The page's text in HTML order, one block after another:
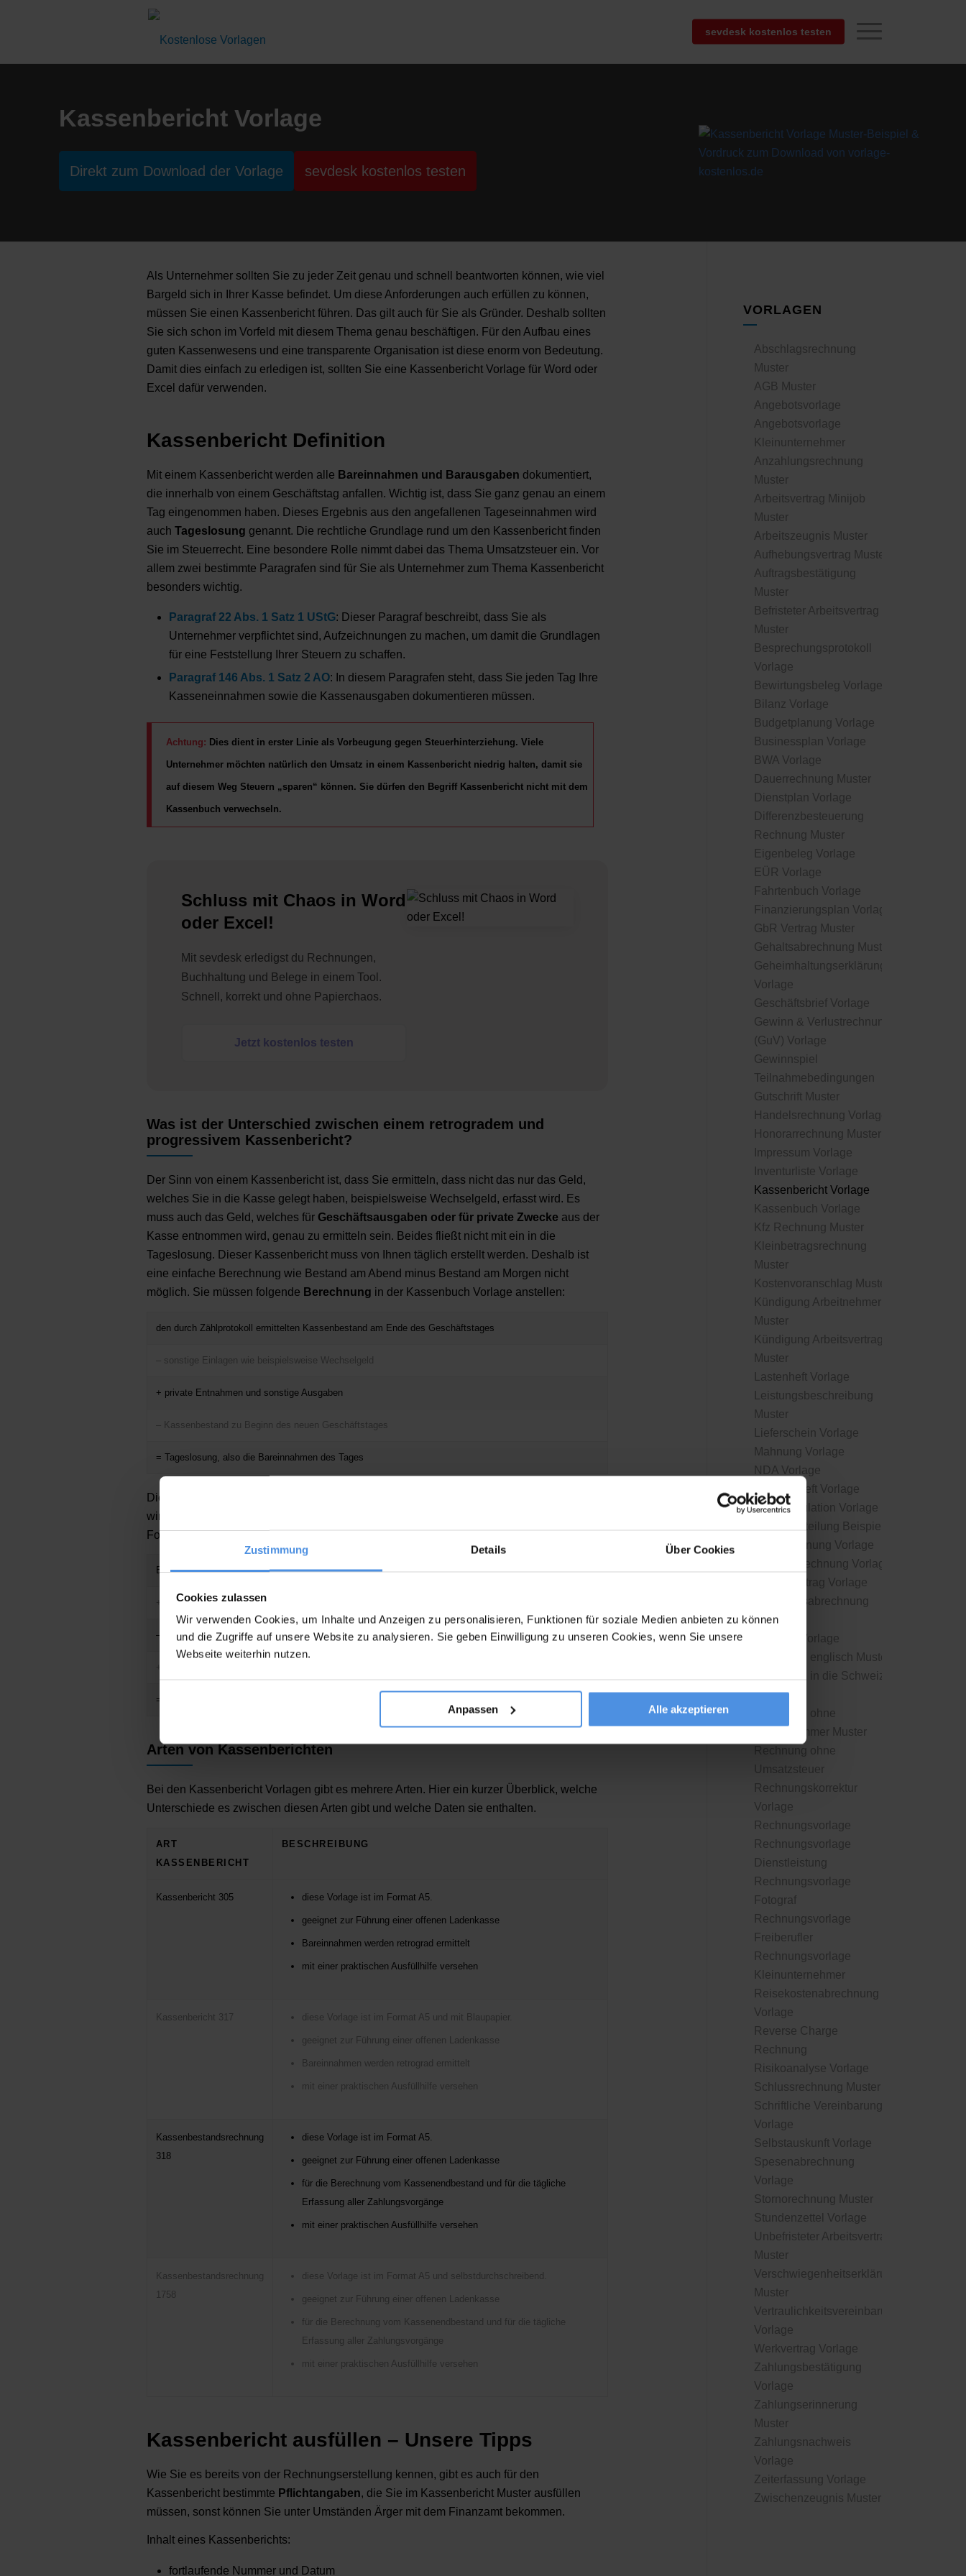
Zustimmung Details Über Cookies
Cookies zulassen
Wir verwenden Cookies, um Inhalte und Anzeigen zu personalisieren, Funktionen für soziale Medien anbieten zu können
und die Zugriffe auf unsere Website zu analysieren. Sie geben Einwilligung zu unseren Cookies, wenn Sie unsere
Webseite weiterhin nutzen.
Anpassen Alle akzeptieren
sevdesk kostenlos testen
Kassenbericht Vorlage
Direkt zum Download der Vorlage sevdesk kostenlos testen
Als Unternehmer sollten Sie zu jeder Zeit genau und schnell beantworten können, wie viel
Bargeld sich in Ihrer Kasse befindet. Um diese Anforderungen auch erfüllen zu können,
müssen Sie einen Kassenbericht führen. Das gilt auch für Sie als Gründer. Deshalb sollten
Sie sich schon im Vorfeld mit diesem Thema genau beschäftigen. Für den Aufbau eines
guten Kassenwesens und eine transparente Organisation ist diese enorm von Bedeutung.
Damit dies einfach zu erledigen ist, sollten Sie eine Kassenbericht Vorlage für Word oder
Excel dafür verwenden.
Kassenbericht Definition
Mit einem Kassenbericht werden alle Bareinnahmen und Barausgaben dokumentiert,
die innerhalb von einem Geschäftstag anfallen. Wichtig ist, dass Sie ganz genau an einem
Tag eingenommen haben. Dieses Ergebnis aus den angefallenen Tageseinnahmen wird
auch Tageslosung genannt. Die rechtliche Grundlage rund um den Kassenbericht finden
Sie im Steuerrecht. Eine besondere Rolle nimmt dabei das Thema Umsatzsteuer ein. Vor
allem zwei bestimmte Paragrafen sind für Sie als Unternehmer zum Thema Kassenbericht
besonders wichtig.
Paragraf 22 Abs. 1 Satz 1 UStG: Dieser Paragraf beschreibt, dass Sie als
Unternehmer verpflichtet sind, Aufzeichnungen zu machen, um damit die Grundlagen
für eine Feststellung Ihrer Steuern zu schaffen.
Paragraf 146 Abs. 1 Satz 2 AO: In diesem Paragrafen steht, dass Sie jeden Tag Ihre
Kasseneinnahmen sowie die Kassenausgaben dokumentieren müssen.
Achtung: Dies dient in erster Linie als Vorbeugung gegen Steuerhinterziehung. Viele
Unternehmer möchten natürlich den Umsatz in einem Kassenbericht niedrig halten, damit sie
auf diesem Weg Steuern „sparen“ können. Sie dürfen den Begriff Kassenbericht nicht mit dem
Kassenbuch verwechseln.
Schluss mit Chaos in Word
oder Excel!
Mit sevdesk erledigst du Rechnungen,
Buchhaltung und Belege in einem Tool.
Schnell, korrekt und ohne Papierchaos.
Jetzt kostenlos testen
Was ist der Unterschied zwischen einem retrogradem und
progressivem Kassenbericht?
Der Sinn von einem Kassenbericht ist, dass Sie ermitteln, dass nicht das nur das Geld,
welches Sie in die Kasse gelegt haben, beispielsweise Wechselgeld, erfasst wird. Es
muss auch das Geld, welches für Geschäftsausgaben oder für private Zwecke aus der
Kasse entnommen wird, genau zu ermitteln sein. Beides fließt nicht mit ein in die
Tageslosung. Dieser Kassenbericht muss von Ihnen täglich erstellt werden. Deshalb ist
eine einfache Berechnung wie Bestand am Abend minus Bestand am Morgen nicht
möglich. Sie müssen folgende Berechnung in der Kassenbuch Vorlage anstellen:
den durch Zählprotokoll ermittelten Kassenbestand am Ende des Geschäftstages
– sonstige Einlagen wie beispielsweise Wechselgeld
+ private Entnahmen und sonstige Ausgaben
– Kassenbestand zu Beginn des neuen Geschäftstages
= Tageslosung, also die Bareinnahmen des Tages
Diese Berechnungsformel wird als
wird im ersten Schritt ermittelt und dann rechnen Sie dieses zurück. Eine gegenteilige
Form hingegen wird alsprogressiver Kassenbericht
Bestand der Kasse am Anfang des Geschäftstages
+ sonstige Einlagen wie beispielsweise Wechselgeld
– private Entnahmen und andere Ausgaben
= Tageslosung, also die Bareinnahmen des Tages
Arten von Kassenberichten
Bei den Kassenbericht Vorlagen gibt es mehrere Arten. Hier ein kurzer Überblick, welche
Unterschiede es zwischen diesen Arten gibt und welche Daten sie enthalten.
ART
KASSENBERICHT
BESCHREIBUNG
Kassenbericht 305 diese Vorlage ist im Format A5.
geeignet zur Führung einer offenen Ladenkasse
Bareinnahmen werden retrograd ermittelt
mit einer praktischen Ausfüllhilfe versehen
Kassenbericht 317 diese Vorlage ist im Format A5 und mit Blaupapier.
geeignet zur Führung einer offenen Ladenkasse
Bareinnahmen werden retrograd ermittelt
mit einer praktischen Ausfüllhilfe versehen
Kassenbestandsrechnung
318
diese Vorlage ist im Format A5.
geeignet zur Führung einer offenen Ladenkasse
für die Berechnung vom Kassenendbestand und für die tägliche
Erfassung aller Zahlungsvorgänge
mit einer praktischen Ausfüllhilfe versehen
Kassenbestandsrechnung
1758
diese Vorlage ist im Format A5 und selbstdurchschreibend.
geeignet zur Führung einer offenen Ladenkasse
für die Berechnung vom Kassenendbestand und für die tägliche
Erfassung aller Zahlungsvorgänge
mit einer praktischen Ausfüllhilfe versehen
Kassenbericht ausfüllen – Unsere Tipps
Wie Sie es bereits von der Rechnungserstellung kennen, gibt es auch für den
Kassenbericht bestimmte Pflichtangaben, die Sie im Kassenbericht Muster ausfüllen
müssen, sonst können Sie unter Umständen Ärger mit dem Finanzamt bekommen.
Inhalt eines Kassenberichts:
fortlaufende Nummer und Datum
VORLAGEN
Abschlagsrechnung
Muster
AGB Muster
Angebotsvorlage
Angebotsvorlage
Kleinunternehmer
Anzahlungsrechnung
Muster
Arbeitsvertrag Minijob
Muster
Arbeitszeugnis Muster
Aufhebungsvertrag Muster
Auftragsbestätigung
Muster
Befristeter Arbeitsvertrag
Muster
Besprechungsprotokoll
Vorlage
Bewirtungsbeleg Vorlage
Bilanz Vorlage
Budgetplanung Vorlage
Businessplan Vorlage
BWA Vorlage
Dauerrechnung Muster
Dienstplan Vorlage
Differenzbesteuerung
Rechnung Muster
Eigenbeleg Vorlage
EÜR Vorlage
Fahrtenbuch Vorlage
Finanzierungsplan Vorlage
GbR Vertrag Muster
Gehaltsabrechnung Muster
Geheimhaltungserklärung
Vorlage
Geschäftsbrief Vorlage
Gewinn & Verlustrechnung
(GuV) Vorlage
Gewinnspiel
Teilnahmebedingungen
Gutschrift Muster
Handelsrechnung Vorlage
Honorarrechnung Muster
Impressum Vorlage
Inventurliste Vorlage
Kassenbericht Vorlage
Kassenbuch Vorlage
Kfz Rechnung Muster
Kleinbetragsrechnung
Muster
Kostenvoranschlag Muster
Kündigung Arbeitnehmer
Muster
Kündigung Arbeitsvertrag
Muster
Lastenheft Vorlage
Leistungsbeschreibung
Muster
Lieferschein Vorlage
Mahnung Vorlage
NDA Vorlage
Pflichtenheft Vorlage
Preiskalkulation Vorlage
Pressemitteilung Beispiel
Privatrechnung Vorlage
Proformarechnung Vorlage
Projektauftrag Vorlage
Provisionsabrechnung
Muster
Quittung Vorlage
Rechnung englisch Muster
Rechnung in die Schweiz
Muster
Rechnung ohne
Steuernummer Muster
Rechnung ohne
Umsatzsteuer
Rechnungskorrektur
Vorlage
Rechnungsvorlage
Rechnungsvorlage
Dienstleistung
Rechnungsvorlage
Fotograf
Rechnungsvorlage
Freiberufler
Rechnungsvorlage
Kleinunternehmer
Reisekostenabrechnung
Vorlage
Reverse Charge
Rechnung
Risikoanalyse Vorlage
Schlussrechnung Muster
Schriftliche Vereinbarung
Vorlage
Selbstauskunft Vorlage
Spesenabrechnung
Vorlage
Stornorechnung Muster
Stundenzettel Vorlage
Unbefristeter Arbeitsvertrag
Muster
Verschwiegenheitserklärung
Muster
Vertraulichkeitsvereinbarung
Vorlage
Werkvertrag Vorlage
Zahlungsbestätigung
Vorlage
Zahlungserinnerung
Muster
Zahlungsnachweis
Vorlage
Zeiterfassung Vorlage
Zwischenzeugnis Muster